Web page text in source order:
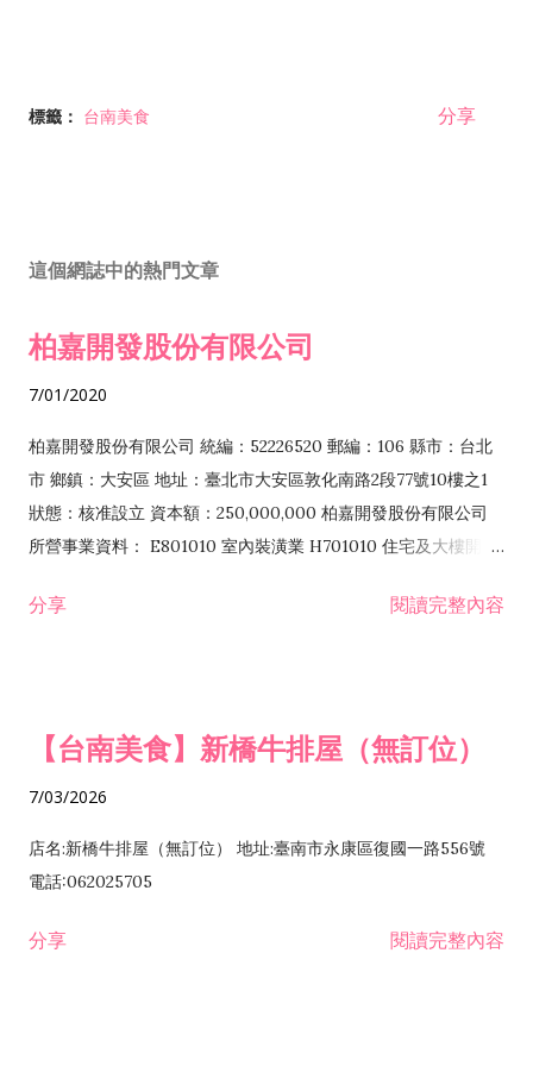
標籤： 台南美食 分享
這個網誌中的熱門文章
柏嘉開發股份有限公司
7/01/2020
柏嘉開發股份有限公司 統編：52226520 郵編：106 縣市：台北
市 鄉鎮：大安區 地址：臺北市大安區敦化南路2段77號10樓之1
狀態：核准設立 資本額：250,000,000 柏嘉開發股份有限公司
所營事業資料： E801010 室內裝潢業 H701010 住宅及大樓開發
發業 H703090 不動產買賣業 H703100 不動產租賃業 I503010
分享 閱讀完整內容
【台南美食】新橋牛排屋（無訂位）
7/03/2026
店名:新橋牛排屋（無訂位） 地址:臺南市永康區復國一路556號
電話:062025705
分享 閱讀完整內容